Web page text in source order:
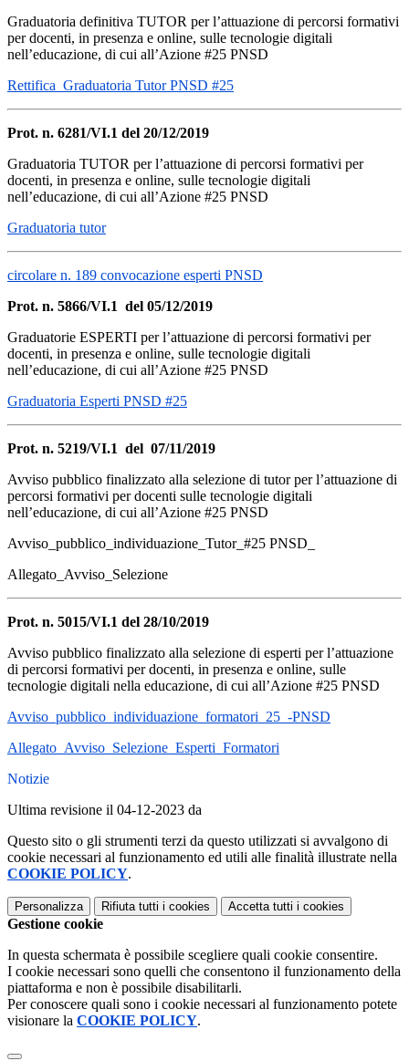
Graduatoria definitiva TUTOR per l’attuazione di percorsi formativi
per docenti, in presenza e online, sulle tecnologie digitali
nell’educazione, di cui all’Azione #25 PNSD
Rettifica_Graduatoria Tutor PNSD #25
Prot. n. 6281/VI.1 del 20/12/2019
Graduatoria TUTOR per l’attuazione di percorsi formativi per
docenti, in presenza e online, sulle tecnologie digitali
nell’educazione, di cui all’Azione #25 PNSD
Graduatoria tutor
circolare n. 189 convocazione esperti PNSD
Prot. n. 5866/VI.1 del 05/12/2019
Graduatorie ESPERTI per l’attuazione di percorsi formativi per
docenti, in presenza e online, sulle tecnologie digitali
nell’educazione, di cui all’Azione #25 PNSD
Graduatoria Esperti PNSD #25
Prot. n. 5219/VI.1 del 07/11/2019
Avviso pubblico finalizzato alla selezione di tutor per l’attuazione di
percorsi formativi per docenti sulle tecnologie digitali
nell’educazione, di cui all’Azione #25 PNSD
Avviso_pubblico_individuazione_Tutor_#25 PNSD_
Allegato_Avviso_Selezione
Prot. n. 5015/VI.1 del 28/10/2019
Avviso pubblico finalizzato alla selezione di esperti per l’attuazione
di percorsi formativi per docenti, in presenza e online, sulle
tecnologie digitali nella educazione, di cui all’Azione #25 PNSD
Avviso_pubblico_individuazione_formatori_25_-PNSD
Allegato_Avviso_Selezione_Esperti_Formatori
Notizie
Ultima revisione il 04-12-2023 da
Questo sito o gli strumenti terzi da questo utilizzati si avvalgono di
cookie necessari al funzionamento ed utili alle finalità illustrate nella
COOKIE POLICY.
Personalizza Rifiuta tutti i cookies Accetta tutti i cookies
Gestione cookie
In questa schermata è possibile scegliere quali cookie consentire.
I cookie necessari sono quelli che consentono il funzionamento della
piattaforma e non è possibile disabilitarli.
Per conoscere quali sono i cookie necessari al funzionamento potete
visionare la COOKIE POLICY.